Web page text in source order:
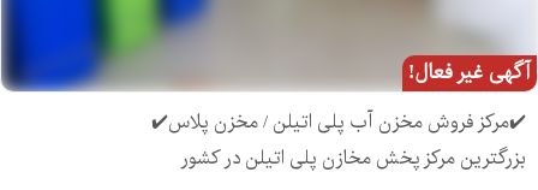
آگهی غیر فعال!
✔️مرکز فروش مخزن آب پلی اتیلن / مخزن پلاس✔️
بزرگترین مرکز پخش مخازن پلی اتیلن در کشور